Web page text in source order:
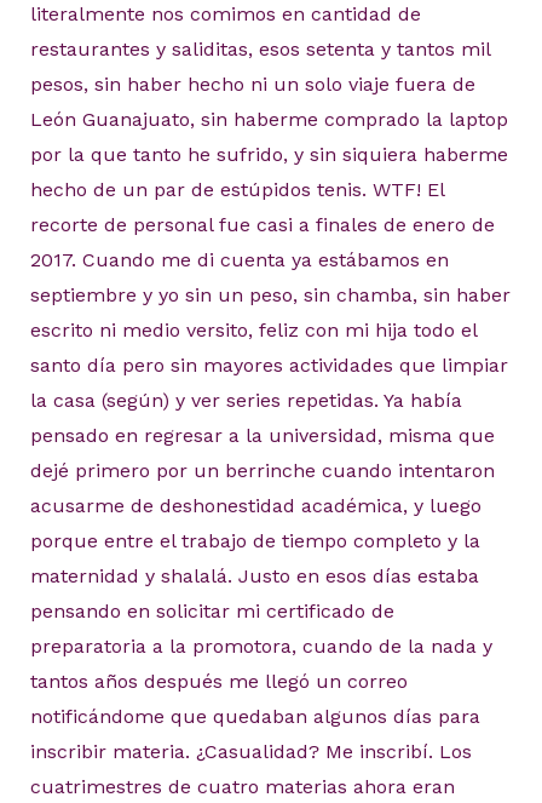
literalmente nos comimos en cantidad de
restaurantes y saliditas, esos setenta y tantos mil
pesos, sin haber hecho ni un solo viaje fuera de
León Guanajuato, sin haberme comprado la laptop
por la que tanto he sufrido, y sin siquiera haberme
hecho de un par de estúpidos tenis. WTF! El
recorte de personal fue casi a finales de enero de
2017. Cuando me di cuenta ya estábamos en
septiembre y yo sin un peso, sin chamba, sin haber
escrito ni medio versito, feliz con mi hija todo el
santo día pero sin mayores actividades que limpiar
la casa (según) y ver series repetidas. Ya había
pensado en regresar a la universidad, misma que
dejé primero por un berrinche cuando intentaron
acusarme de deshonestidad académica, y luego
porque entre el trabajo de tiempo completo y la
maternidad y shalalá. Justo en esos días estaba
pensando en solicitar mi certificado de
preparatoria a la promotora, cuando de la nada y
tantos años después me llegó un correo
notificándome que quedaban algunos días para
inscribir materia. ¿Casualidad? Me inscribí. Los
cuatrimestres de cuatro materias ahora eran